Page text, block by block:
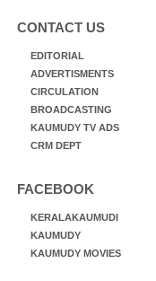
CONTACT US
EDITORIAL
ADVERTISMENTS
CIRCULATION
BROADCASTING
KAUMUDY TV ADS
CRM DEPT
FACEBOOK
KERALAKAUMUDI
KAUMUDY
KAUMUDY MOVIES